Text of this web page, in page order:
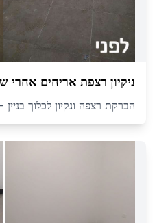
ניקיון רצפת אריחים אחרי
הברקת רצפה ונקיון לכלוך